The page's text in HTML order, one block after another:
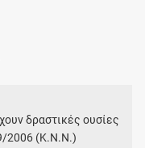
δραστικές ουσίες
2006 (Κ.Ν.Ν.)